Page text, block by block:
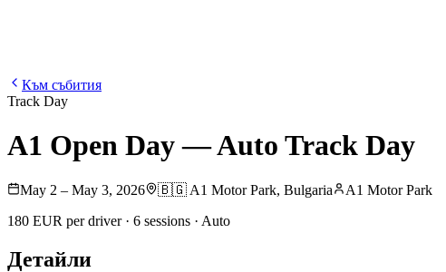
Към събития
Track Day
A1 Open Day — Auto Track Day
May 2 – May 3, 2026 🇧🇬 A1 Motor Park, Bulgaria
A1 Motor Park
180 EUR per driver · 6 sessions · Auto
Детайли